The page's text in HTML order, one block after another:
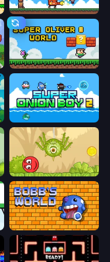
Super Billy Boy
Super Oliver World
Super Onion Boy 2
Red Bounce Ball 5
Bobb's World